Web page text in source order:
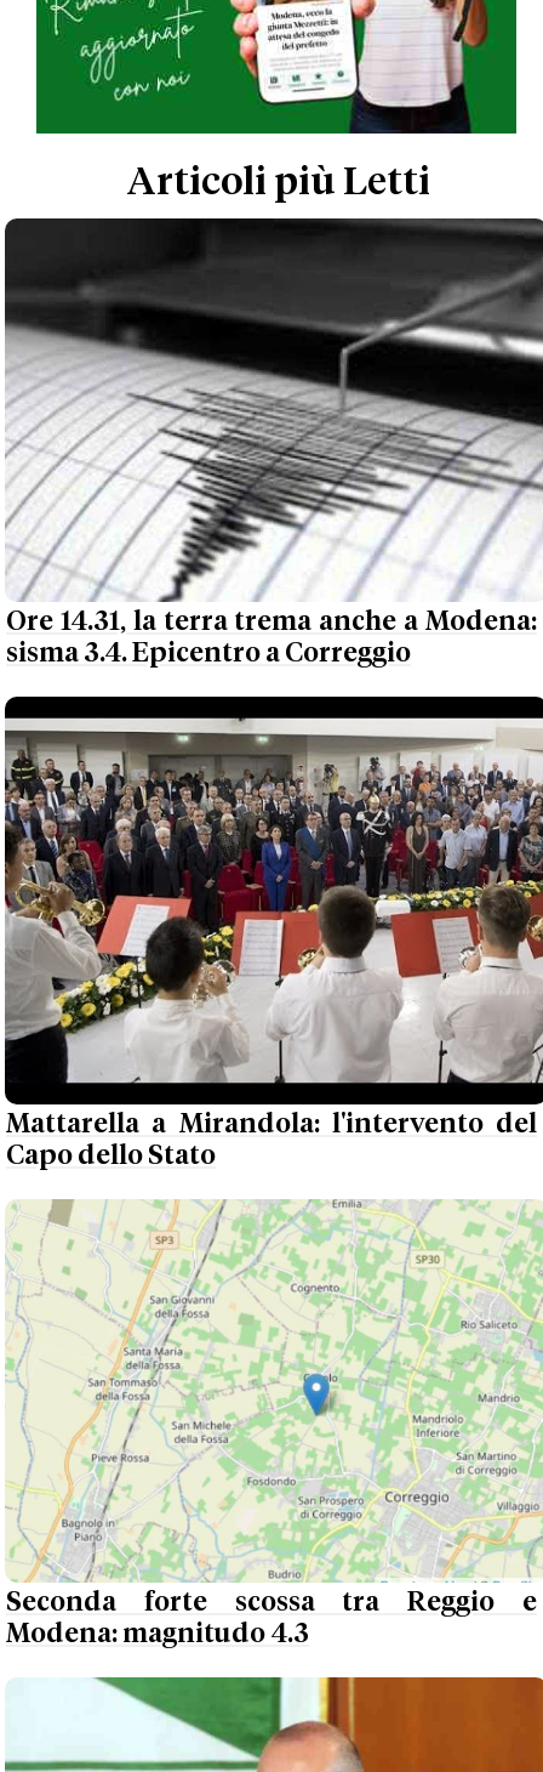
Articoli più Letti
Ore 14.31, la terra trema anche a Modena:
sisma 3.4. Epicentro a Correggio
Mattarella a Mirandola: l'intervento del
Capo dello Stato
Seconda forte scossa tra Reggio e
Modena: magnitudo 4.3